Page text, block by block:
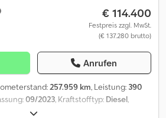
Anhängern und
2000-2026 Leasing und
Partnerbank möglich Vermietung
möglich
€ 114.400
Festpreis zzgl. MwSt.
(€ 137.280 brutto)
Anrufen
257.959 km, Leistung: 390
09/2023, Kraftstofftyp: Diesel,
13.630 kg